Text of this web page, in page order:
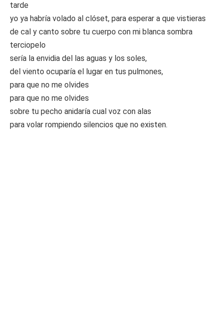
tarde
yo ya habría volado al clóset, para esperar a que vistieras
de cal y canto sobre tu cuerpo con mi blanca sombra
terciopelo
sería la envidia del las aguas y los soles,
del viento ocuparía el lugar en tus pulmones,
para que no me olvides
para que no me olvides
sobre tu pecho anidaría cual voz con alas
para volar rompiendo silencios que no existen.